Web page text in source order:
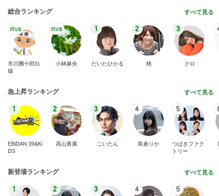
総合ランキング すべて見る
市川團十郎白
猿
小林麻央
1
だいたひかる
2
桃
3
クロ
急上昇ランキング すべて見る
1
EBiDAN 39&Ki
DS
2
高山善廣
3
こいたん
4
島倉りか
5
つばきファク
トリー
新登場ランキング すべて見る
1 2 3 4 5